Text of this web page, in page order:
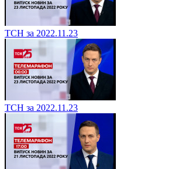
ТСН за 2022.11.23
ТСН за 2022.11.23